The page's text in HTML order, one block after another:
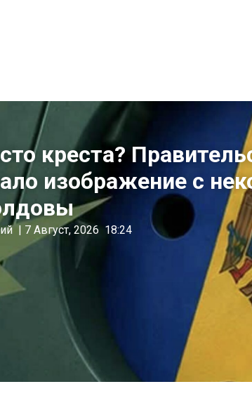
креста?
изображение с
| 7 Август, 2026 18:24